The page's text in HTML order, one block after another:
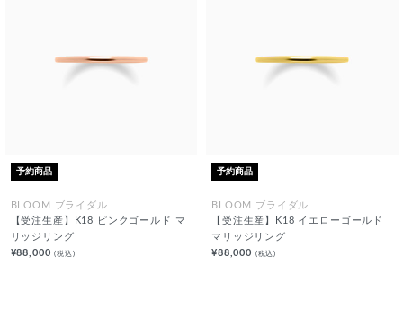
予約商品
BLOOM ブライダル
【受注生産】K18 ピンクゴールド マ
リッジリング
¥88,000(税込)
予約商品
BLOOM ブライダル
【受注生産】K18 イエローゴールド
マリッジリング
¥88,000 (税込)